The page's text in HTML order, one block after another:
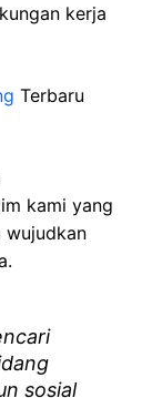
kerja
Terbaru
kami yang
wujudkan
sosial